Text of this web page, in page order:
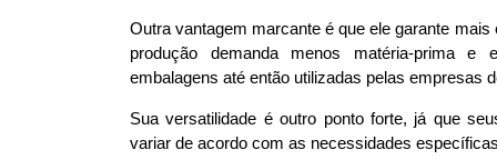
Outra vantagem marcante é que ele garante
produção demanda menos matéria-prima
embalagens até então utilizadas pelas empresas
Sua versatilidade é outro ponto forte, já que
variar de acordo com as necessidades